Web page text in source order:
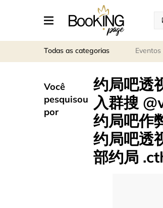
Todas as categorias
Você
pesquisou
por
约局吧透
入群搜
约局吧作
约局吧透
部约局